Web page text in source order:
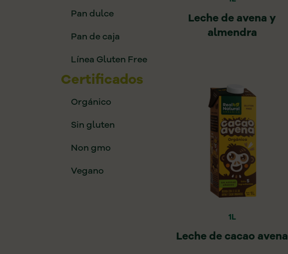
Pan dulce
Pan de caja
Línea Gluten Free
Certificados
Orgánico
Sin gluten
Non gmo
Vegano
Leche de avena y
almendra
1L
Leche de cacao avena